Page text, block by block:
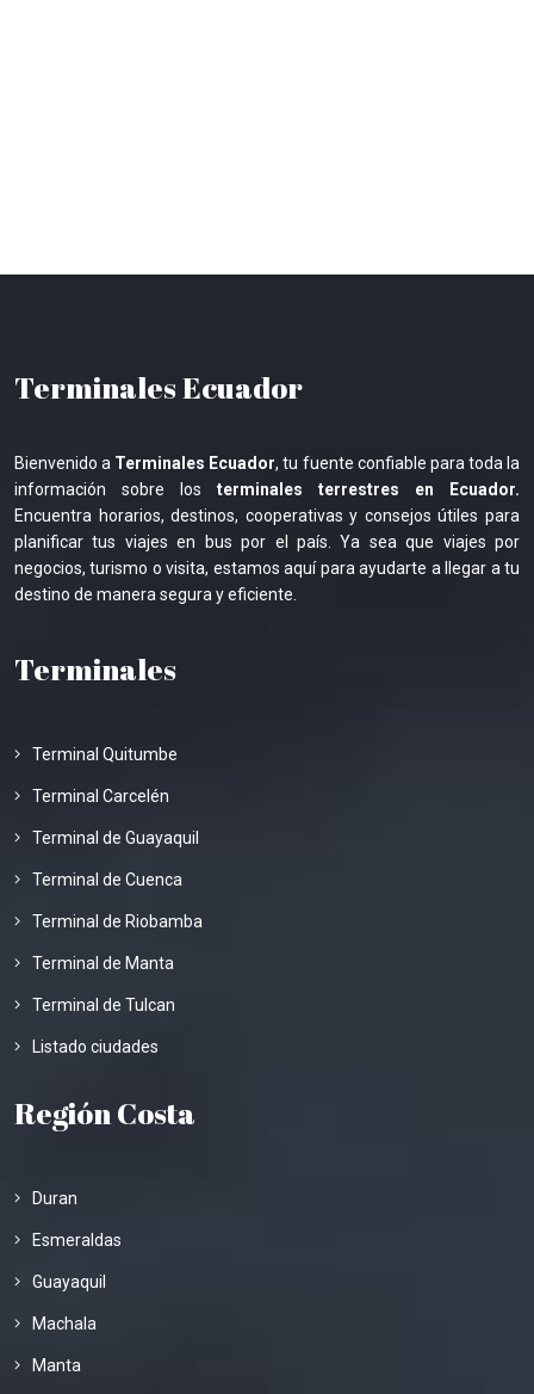
Terminales Ecuador
Bienvenido a Terminales Ecuador, tu fuente confiable para toda la
información sobre los terminales terrestres en Ecuador.
Encuentra horarios, destinos, cooperativas y consejos útiles para
planificar tus viajes en bus por el país. Ya sea que viajes por
negocios, turismo o visita, estamos aquí para ayudarte a llegar a tu
destino de manera segura y eficiente.
Terminales
Terminal Quitumbe
Terminal Carcelén
Terminal de Guayaquil
Terminal de Cuenca
Terminal de Riobamba
Terminal de Manta
Terminal de Tulcan
Listado ciudades
Región Costa
Duran
Esmeraldas
Guayaquil
Machala
Manta